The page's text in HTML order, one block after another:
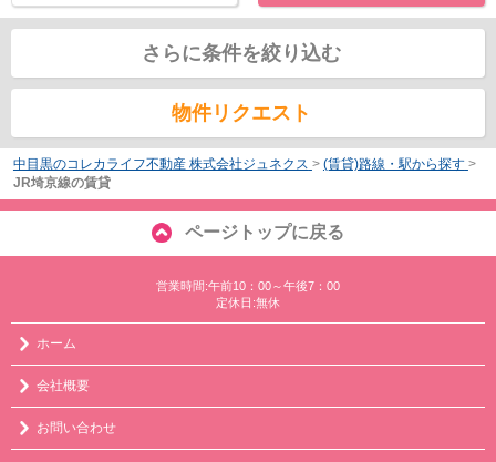
さらに条件を絞り込む
物件リクエスト
中目黒のコレカライフ不動産 株式会社ジュネクス > (賃貸)路線・駅から探す >
JR埼京線の賃貸
ページトップに戻る
営業時間:午前10：00～午後7：00
定休日:無休
ホーム
会社概要
お問い合わせ